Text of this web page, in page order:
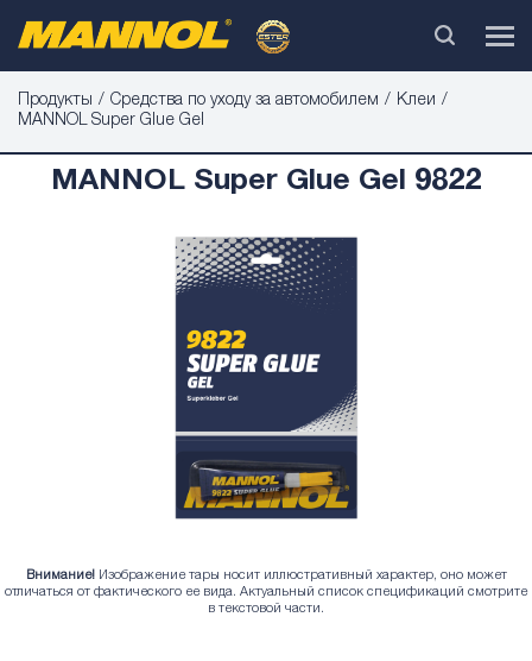
Продукты Средства по уходу за автомобилем
Клеи
MANNOL Super Glue Gel
MANNOL Super Glue Gel 9822
Внимание! Изображение тары носит иллюстративный характер, оно может
отличаться от фактического ее вида. Актуальный список спецификаций смотрите
в текстовой части.